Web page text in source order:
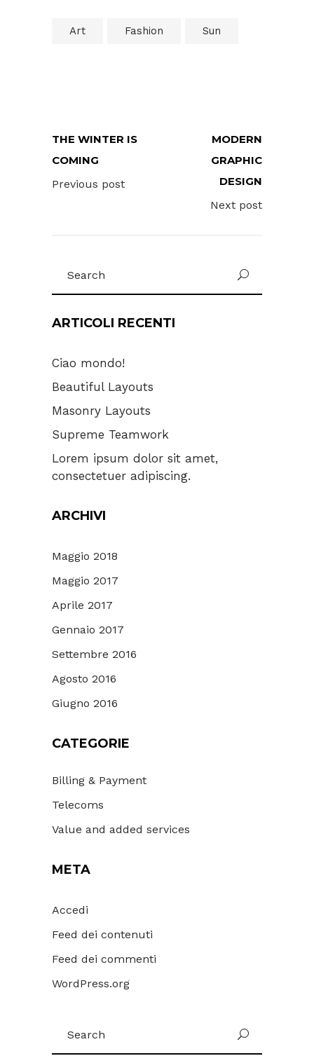
Art Fashion Sun
THE WINTER IS
COMING
Previous post
MODERN
GRAPHIC
DESIGN
Next post
for:
ARTICOLI RECENTI
Ciao mondo!
Beautiful Layouts
Masonry Layouts
Supreme Teamwork
Lorem ipsum dolor sit amet,
consectetuer adipiscing.
ARCHIVI
Maggio 2018
Maggio 2017
Aprile 2017
Gennaio 2017
Settembre 2016
Agosto 2016
Giugno 2016
CATEGORIE
Billing & Payment
Telecoms
Value and added services
META
Accedi
Feed dei contenuti
Feed dei commenti
WordPress.org
for: